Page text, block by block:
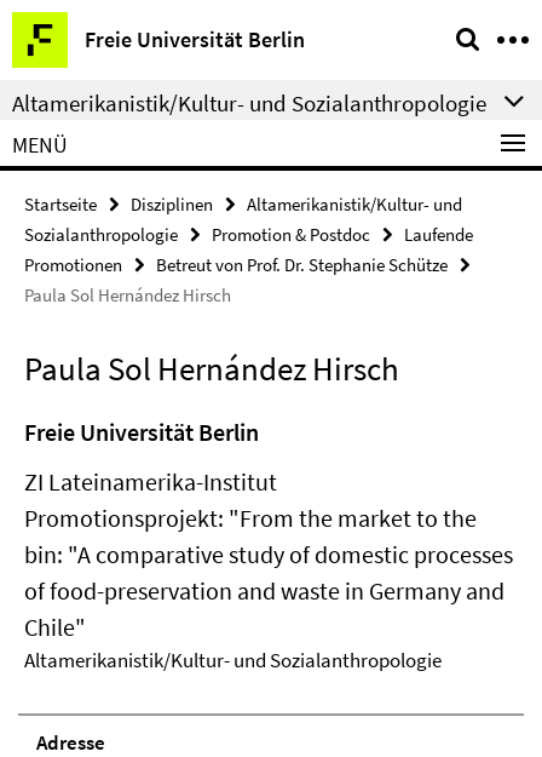
Springe
direkt
zu
Inhalt
Freie Universität Berlin
Service-
Navigation
Altamerikanistik/Kultur- und Sozialanthropologie
MENÜ
Startseite Disziplinen
Altamerikanistik/Kultur- und
Sozialanthropologie
Promotion & Postdoc
Laufende
Promotionen
Betreut von Prof. Dr. Stephanie Schütze
Paula Sol Hernández Hirsch
Paula Sol Hernández Hirsch
Freie Universität Berlin
ZI Lateinamerika-Institut
Promotionsprojekt: "From the market to the
bin: "A comparative study of domestic processes
of food-preservation and waste in Germany and
Chile"
Altamerikanistik/Kultur- und Sozialanthropologie
Adresse